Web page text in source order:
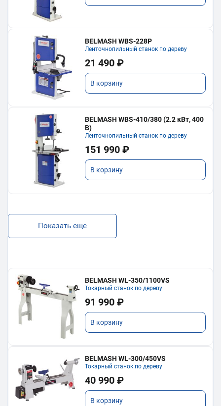
BELMASH WBS-228P
Ленточнопильный станок по дереву
21 490 ₽
В корзину
BELMASH WBS-410/380 (2.2 кВт, 400
В)
Ленточнопильный станок по дереву
151 990 ₽
В корзину
Показать еще
BELMASH WL-350/1100VS
Токарный станок по дереву
91 990 ₽
В корзину
BELMASH WL-300/450VS
Токарный станок по дереву
40 990 ₽
В корзину